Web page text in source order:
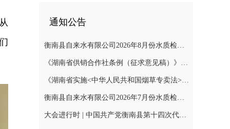
通知公告
衡南县自来水有限公司2026年8月份水质检测报告
《湖南省供销合作社条例（征求意见稿）》公开征集意见
《湖南省实施<中华人民共和国烟草专卖法>若干规定（征求意见稿）》公开征集意见
衡南县自来水有限公司2026年7月份水质检测报告公示
大会进行时 | 中国共产党衡南县第十四次代表大会召开预备会议第二阶段会议